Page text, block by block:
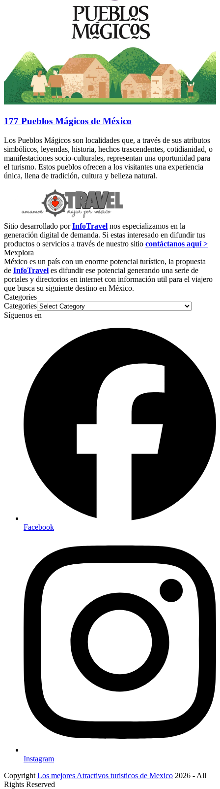
177 Pueblos Mágicos de México
Los Pueblos Mágicos son localidades que, a través de sus atributos
simbólicos, leyendas, historia, hechos trascendentes, cotidianidad, o
manifestaciones socio-culturales, representan una oportunidad para
el turismo. Estos pueblos ofrecen a los visitantes una experiencia
única, llena de tradición, cultura y belleza natural.
Sitio desarrollado porInfoTravel nos especializamos en la
generación digital de demanda. Si estas interesado en difundir tus
productos o servicios a través de nuestro sitio contáctanos aquí >
Mexplora
México es un país con un enorme potencial turístico, la propuesta
de InfoTravel es difundir ese potencial generando una serie de
portales y directorios en internet con información util para el viajero
que busca su siguiente destino en México.
Categories
Categories
Síguenos en
Facebook
Instagram
Copyright Los mejores Atractivos turisticos de Mexico 2026 - All
Rights Reserved